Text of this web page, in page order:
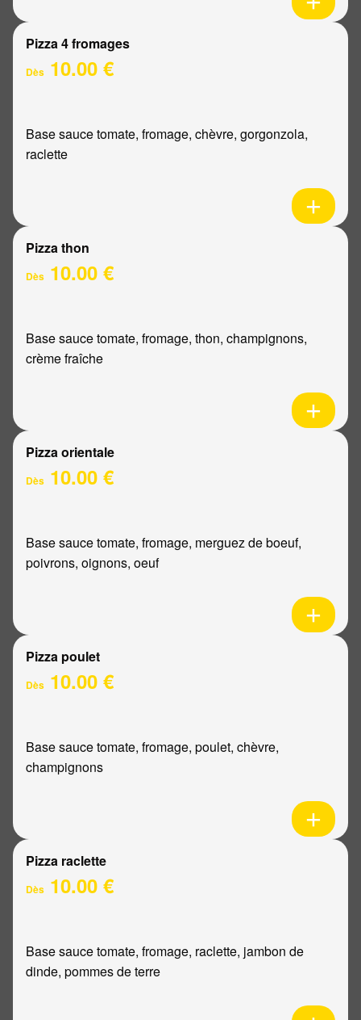
Pizza 4 fromages
Dès 10.00 €
Base sauce tomate, fromage, chèvre, gorgonzola,
raclette
Pizza thon
Dès 10.00 €
Base sauce tomate, fromage, thon, champignons,
crème fraîche
Pizza orientale
Dès 10.00 €
Base sauce tomate, fromage, merguez de boeuf,
poivrons, oignons, oeuf
Pizza poulet
Dès 10.00 €
Base sauce tomate, fromage, poulet, chèvre,
champignons
Pizza raclette
Dès 10.00 €
Base sauce tomate, fromage, raclette, jambon de
dinde, pommes de terre